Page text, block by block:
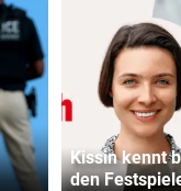
Kissin kennt
den